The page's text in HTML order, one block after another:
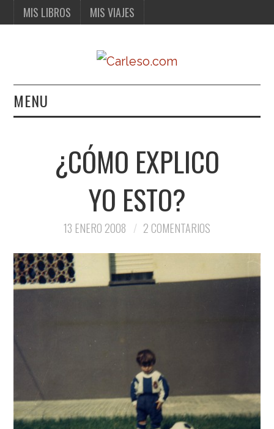
MIS LIBROS MIS VIAJES
MENU
MIS VIAJES
¿CÓMO EXPLICO
YO ESTO?
13 ENERO 2008 2 COMENTARIOS